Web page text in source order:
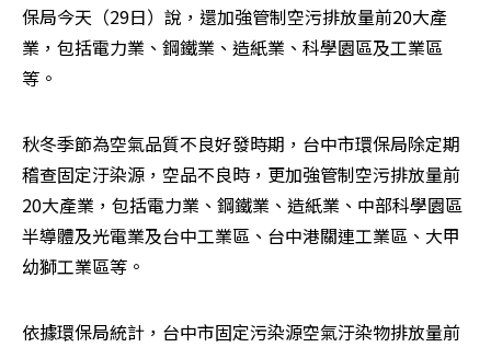
保局今天（29日）說，還加強管制空污排放量前20大產
業，包括電力業、鋼鐵業、造紙業、科學園區及工業區
等。
秋冬季節為空氣品質不良好發時期，台中市環保局除定期
稽查固定汙染源，空品不良時，更加強管制空污排放量前
20大產業，包括電力業、鋼鐵業、造紙業、中部科學園區
半導體及光電業及台中工業區、台中港關連工業區、大甲
幼獅工業區等。
依據環保局統計，台中市固定污染源空氣汙染物排放量前